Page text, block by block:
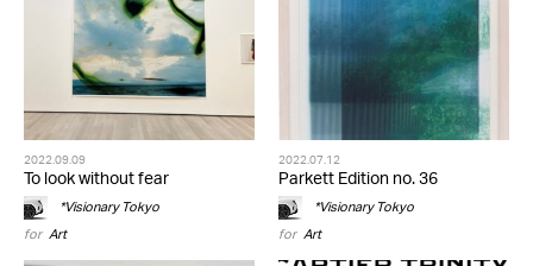
2022.09.09
To look without fear
*Visionary Tokyo
for Art
2022.07.12
Parkett Edition no. 36
*Visionary Tokyo
for Art